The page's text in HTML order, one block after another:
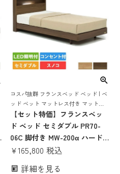
コスパ抜群 フランスベッド ベッド | ベ
ッド ベット マットレス付き マットレ
スセット 70周年 脚付き スノコ すのこ
すのこベッド 宮付き 宮 棚 コンセント
付き 照明付き
【セット特価】フランスベッ
ド ベッド セミダブル PR70-
06C 脚付き MW-200α ハード |
正規品 フランスベッド製 セミ
¥165,800 税込
詳細を見る